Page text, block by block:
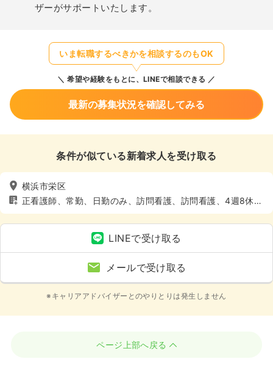
ザーがサポートいたします。
いま転職するべきかを相談するのもOK
希望や経験をもとに、LINEで相談できる
最新の募集状況を確認してみる
条件が似ている新着求人を受け取る
横浜市栄区
正看護師、常勤、日勤のみ、訪問看護、訪問看護、4週8休以
上、土日休み
LINEで受け取る
メールで受け取る
※キャリアアドバイザーとのやりとりは発生しません
ページ上部へ戻る